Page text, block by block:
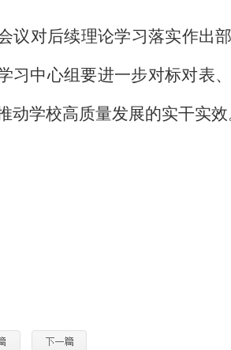
议对后续理论学习落实作出
习中心组要进一步对标对表
动学校高质量发展的实干实效